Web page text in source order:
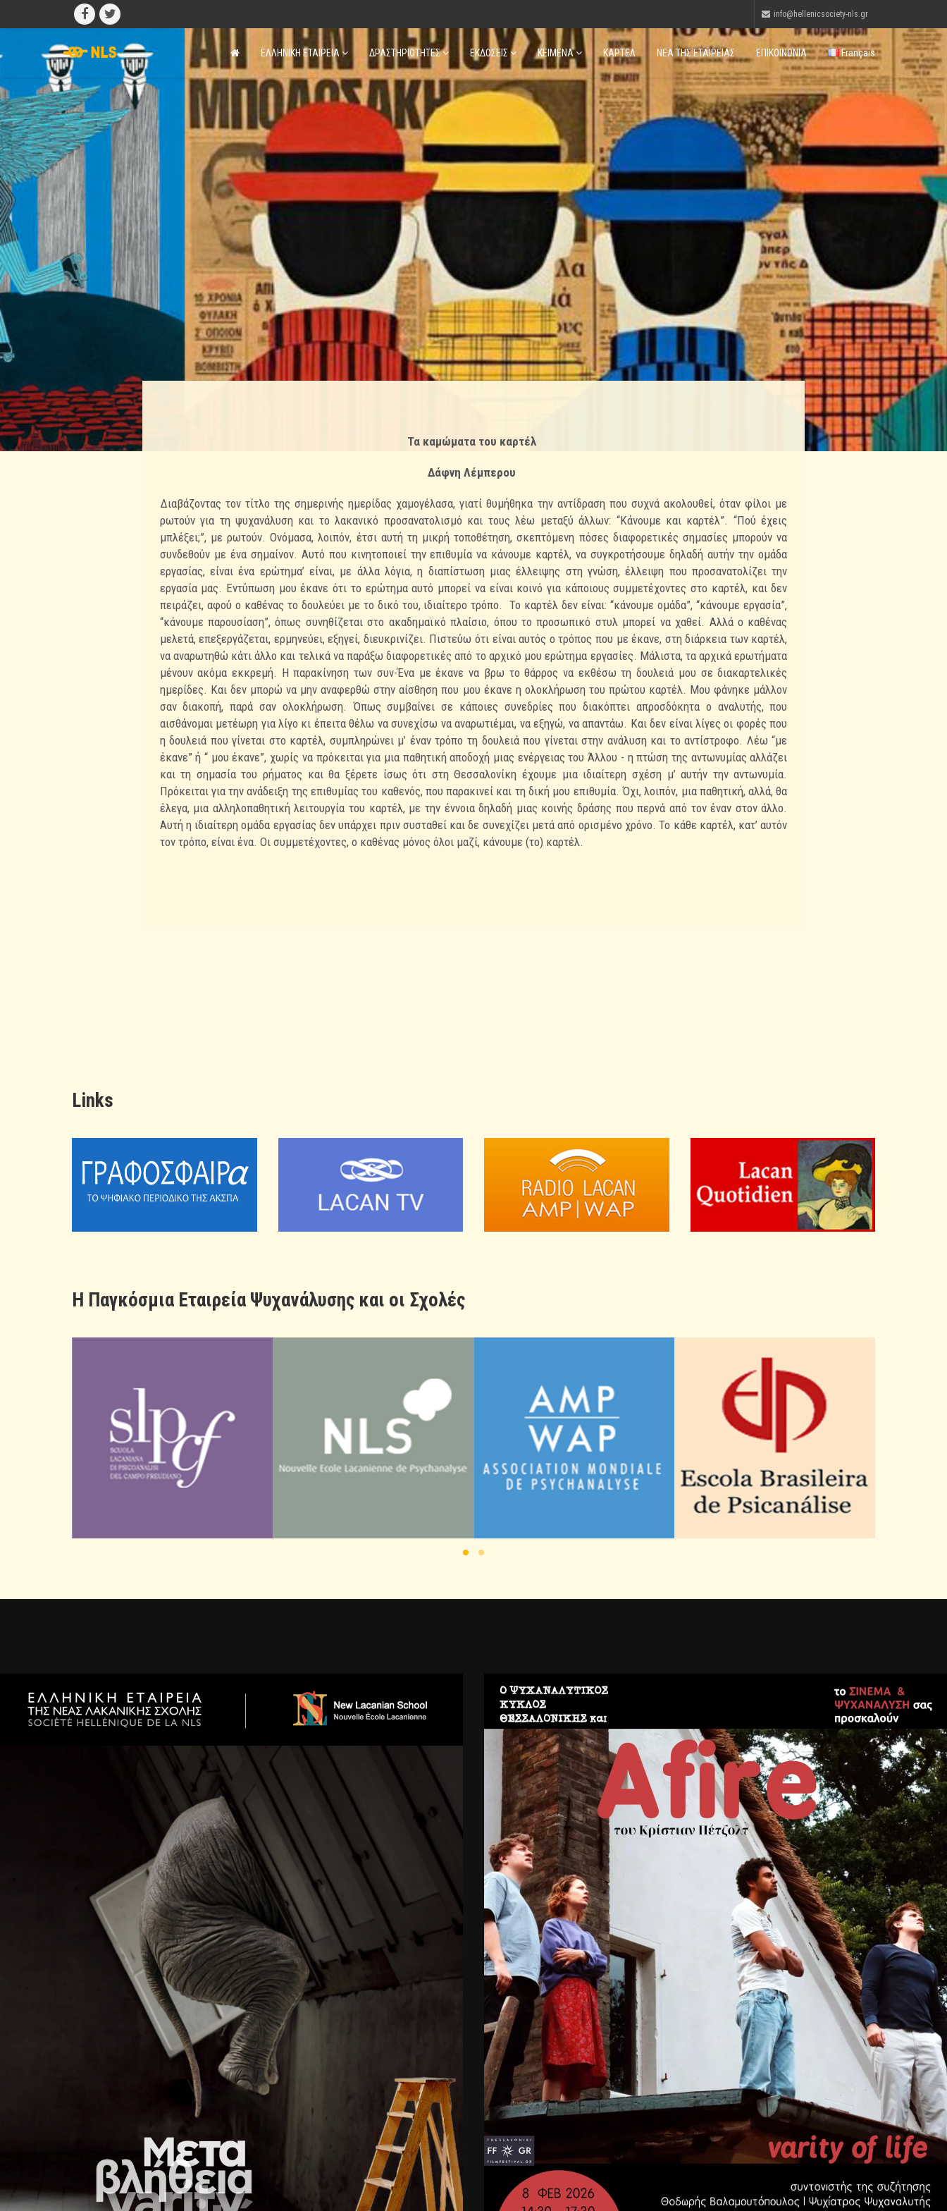
info@hellenicsociety-nls.gr
ΕΛΛΗΝΙΚΗ ΕΤΑΙΡΕΙΑ ΔΡΑΣΤΗΡΙΟΤΗΤΕΣ ΕΚΔΟΣΕΙΣ ΚΕΙΜΕΝΑ ΚΑΡΤΕΛ ΝΕΑ ΤΗΣ ΕΤΑΙΡΕΙΑΣ ΕΠΙΚΟΙΝΩΝΙΑ Français
Τα καμώματα του καρτέλ
Δάφνη Λέμπερου
Διαβάζοντας τον τίτλο της σημερινής ημερίδας χαμογέλασα, γιατί θυμήθηκα την αντίδραση που συχνά ακολουθεί, όταν φίλοι με
ρωτούν για τη ψυχανάλυση και το λακανικό προσανατολισμό και τους λέω μεταξύ άλλων: “Κάνουμε και καρτέλ”. “Πού έχεις
μπλέξει;”, με ρωτούν. Ονόμασα, λοιπόν, έτσι αυτή τη μικρή τοποθέτηση, σκεπτόμενη πόσες διαφορετικές σημασίες μπορούν να
συνδεθούν με ένα σημαίνον. Αυτό που κινητοποιεί την επιθυμία να κάνουμε καρτέλ, να συγκροτήσουμε δηλαδή αυτήν την ομάδα
εργασίας, είναι ένα ερώτημα’ είναι, με άλλα λόγια, η διαπίστωση μιας έλλειψης στη γνώση, έλλειψη που προσανατολίζει την
εργασία μας. Εντύπωση μου έκανε ότι το ερώτημα αυτό μπορεί να είναι κοινό για κάποιους συμμετέχοντες στο καρτέλ, και δεν
πειράζει, αφού ο καθένας το δουλεύει με το δικό του, ιδιαίτερο τρόπο. Το καρτέλ δεν είναι: “κάνουμε ομάδα”, “κάνουμε εργασία”,
“κάνουμε παρουσίαση”, όπως συνηθίζεται στο ακαδημαϊκό πλαίσιο, όπου το προσωπικό στυλ μπορεί να χαθεί. Αλλά ο καθένας
μελετά, επεξεργάζεται, ερμηνεύει, εξηγεί, διευκρινίζει. Πιστεύω ότι είναι αυτός ο τρόπος που με έκανε, στη διάρκεια των καρτέλ,
να αναρωτηθώ κάτι άλλο και τελικά να παράξω διαφορετικές από το αρχικό μου ερώτημα εργασίες. Μάλιστα, τα αρχικά ερωτήματα
μένουν ακόμα εκκρεμή. Η παρακίνηση των συν-Ένα με έκανε να βρω το θάρρος να εκθέσω τη δουλειά μου σε διακαρτελικές
ημερίδες. Και δεν μπορώ να μην αναφερθώ στην αίσθηση που μου έκανε η ολοκλήρωση του πρώτου καρτέλ. Μου φάνηκε μάλλον
σαν διακοπή, παρά σαν ολοκλήρωση. Όπως συμβαίνει σε κάποιες συνεδρίες που διακόπτει απροσδόκητα ο αναλυτής, που
αισθάνομαι μετέωρη για λίγο κι έπειτα θέλω να συνεχίσω να αναρωτιέμαι, να εξηγώ, να απαντάω. Και δεν είναι λίγες οι φορές που
η δουλειά που γίνεται στο καρτέλ, συμπληρώνει μ’ έναν τρόπο τη δουλειά που γίνεται στην ανάλυση και το αντίστροφο. Λέω “με
έκανε” ή “ μου έκανε”, χωρίς να πρόκειται για μια παθητική αποδοχή μιας ενέργειας του Άλλου - η πτώση της αντωνυμίας αλλάζει
και τη σημασία του ρήματος και θα ξέρετε ίσως ότι στη Θεσσαλονίκη έχουμε μια ιδιαίτερη σχέση μ’ αυτήν την αντωνυμία.
Πρόκειται για την ανάδειξη της επιθυμίας του καθενός, που παρακινεί και τη δική μου επιθυμία. Όχι, λοιπόν, μια παθητική, αλλά, θα
έλεγα, μια αλληλοπαθητική λειτουργία του καρτέλ, με την έννοια δηλαδή μιας κοινής δράσης που περνά από τον έναν στον άλλο.
Αυτή η ιδιαίτερη ομάδα εργασίας δεν υπάρχει πριν συσταθεί και δε συνεχίζει μετά από ορισμένο χρόνο. Το κάθε καρτέλ, κατ’ αυτόν
τον τρόπο, είναι ένα. Οι συμμετέχοντες, ο καθένας μόνος όλοι μαζί, κάνουμε (το) καρτέλ.
Links
H Παγκόσμια Εταιρεία Ψυχανάλυσης και οι Σχολές